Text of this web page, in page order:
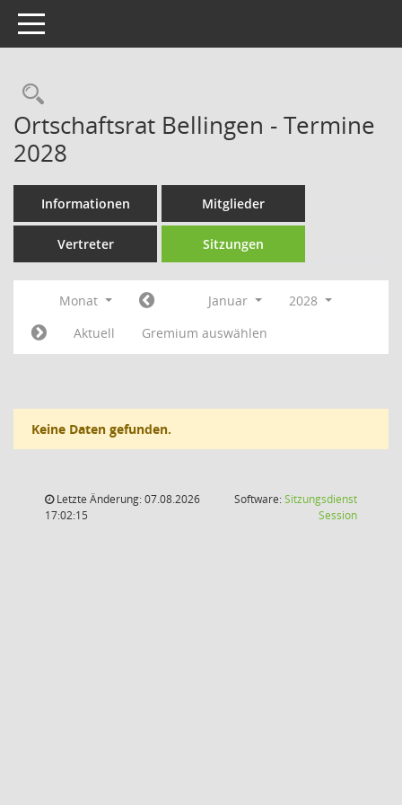
Toggle navigation
Rechercheauswahl
Ortschaftsrat Bellingen - Termine
2028
Informationen Mitglieder
Vertreter Sitzungen
Monat Januar
2028
Aktuell
Gremium auswählen
Keine Daten gefunden.
Letzte Änderung: 07.08.2026
17:02:15
Software:Sitzungsdienst
Session(Wird in